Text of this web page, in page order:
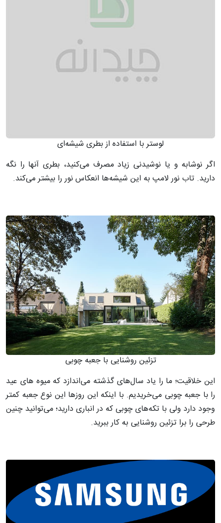
لوستر با استفاده از بطری شیشه‌ای
اگر نوشابه و یا نوشیدنی زیاد مصرف می‌کنید، بطری‌ آنها را نگه
دارید. تاب نور لامپ به این شیشه‌ها انعکاس نور را بیشتر می‌کند.
تزئین روشنایی با جعبه چوبی
این خلاقیت؛ ما را یاد سال‌های گذشته می‌اندازد که میوه های عید
را با جعبه چوبی می‌خریدیم. با اینکه این روزها این نوع جعبه کمتر
وجود دارد ولی با تکه‌های چوبی که در انباری دارید؛ می‌توانید چنین
طرحی را برا تزئین روشنایی به کار ببرید.